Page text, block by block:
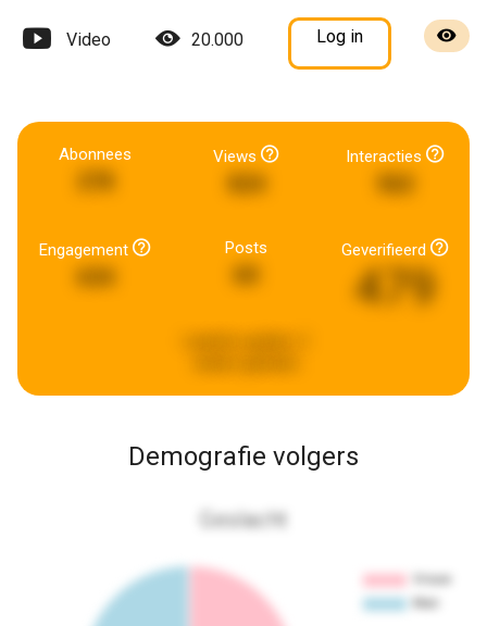
Video 20.000 Log in
Abonnees Views Interacties
562
Engagement Posts Geverifieerd
479
Demografie volgers
Geslacht